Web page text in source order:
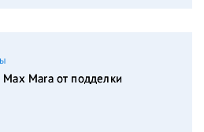
Mara от подделки